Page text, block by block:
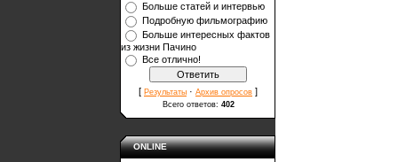
Больше статей и интервью
Подробную фильмографию
Больше интересных фактов
из жизни Пачино
Все отлично!
[ Результаты · Архив опросов ]
Всего ответов: 402
ONLINE